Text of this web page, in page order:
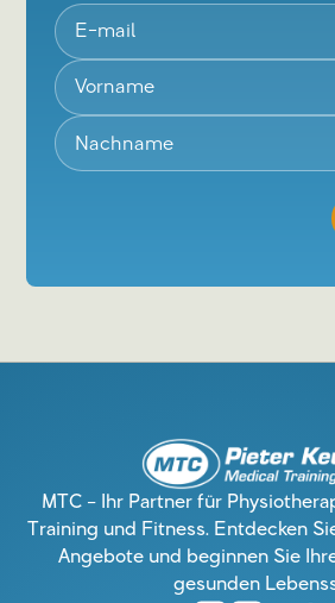
MTC – Ihr Partner für
Training und Fitness. Entdecken
Angebote und beginnen Sie
gesunden